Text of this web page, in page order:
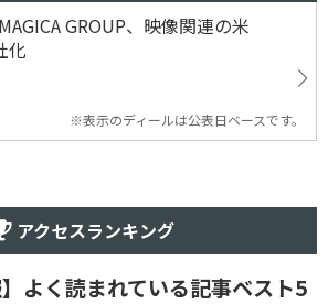
GROUP、映像関連の米
化
※表示のディールは公表日ベースです。
アクセスランキング
】よく読まれている記事ベスト5